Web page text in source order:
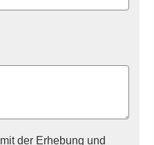
mit der Erhebung und